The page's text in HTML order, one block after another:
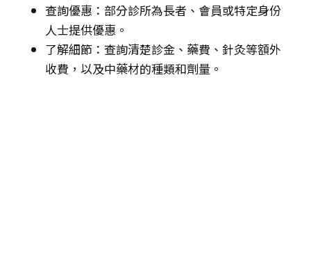
查詢優惠：部分診所為長者、會員或特定身份
人士提供優惠。
了解細節：查詢清楚診金、藥費、針灸等額外
收費，以及中藥材的種類和劑量。